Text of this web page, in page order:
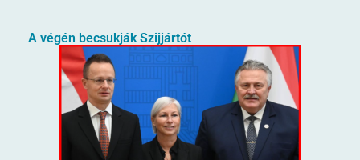
A végén becsukják Szijjártót